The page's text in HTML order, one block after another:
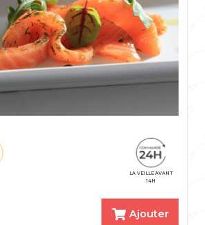
LA VEILLE AVANT
14H
Ajouter